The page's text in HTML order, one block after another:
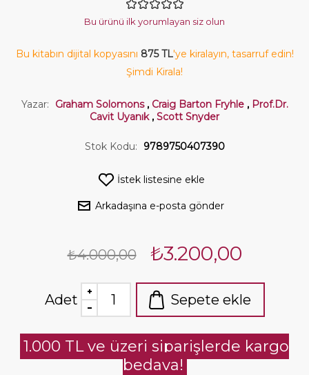
Bu ürünü ilk yorumlayan siz olun
Bu kitabın dijital kopyasını 875 TL'ye kiralayın, tasarruf edin!
Şimdi Kirala!
Yazar: Graham Solomons , Craig Barton Fryhle , Prof.Dr.
Cavit Uyanık , Scott Snyder
Stok Kodu: 9789750407390
İstek listesine ekle
Arkadaşına e-posta gönder
₺4.000,00 ₺3.200,00
Adet Sepete ekle
1.000 TL ve üzeri siparişlerde kargo
bedava!